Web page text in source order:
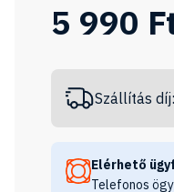
5 990
Szállítás
Elérhető
Telefonos